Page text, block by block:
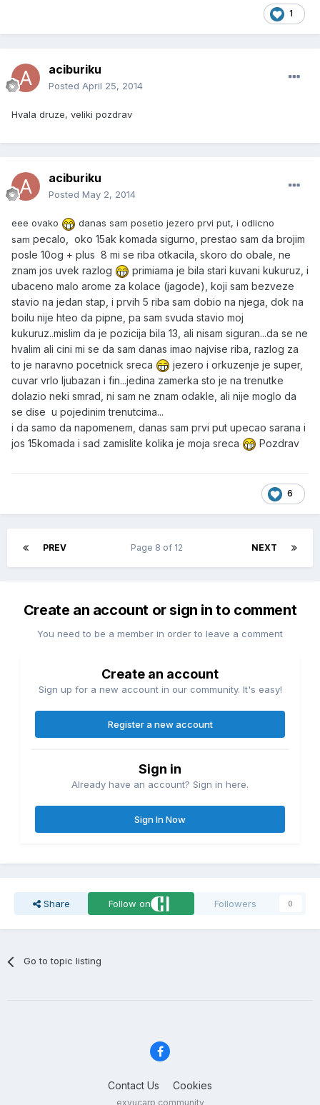
1
aciburiku
Posted April 25, 2014
Hvala druze, veliki pozdrav
aciburiku
Posted May 2, 2014
eee ovako
danas sam posetio jezero prvi put, i odlicno
sam pecalo, oko 15ak komada sigurno, prestao sam da brojim
posle 10og + plus 8 mi se riba otkacila, skoro do obale, ne
znam jos uvek razlog
primiama je bila stari kuvani kukuruz, i
ubaceno malo arome za kolace (jagode), koji sam bezveze
stavio na jedan stap, i prvih 5 riba sam dobio na njega, dok na
boilu nije hteo da pipne, pa sam svuda stavio moj
kukuruz..mislim da je pozicija bila 13, ali nisam siguran...da se ne
hvalim ali cini mi se da sam danas imao najvise riba, razlog za
to je naravno pocetnick sreca
jezero i orkuzenje je super,
cuvar vrlo ljubazan i fin...jedina zamerka sto je na trenutke
dolazio neki smrad, ni sam ne znam odakle, ali nije moglo da
se dise u pojedinim trenutcima...
i da samo da napomenem, danas sam prvi put upecao sarana i
jos 15komada i sad zamislite kolika je moja sreca
Pozdrav
6
PREV NEXT
Page 8 of 12
Create an account or sign in to comment
You need to be a member in order to leave a comment
Create an account
Sign up for a new account in our community. It's easy!
Register a new account
Sign in
Already have an account? Sign in here.
Sign In Now
Share Follow on Followers 0
Go to topic listing
Contact Us Cookies
exyucarp community